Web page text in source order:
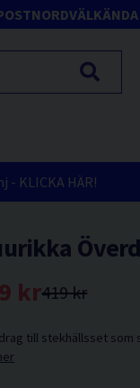
- KLICKA HÄR!
419 kr
kr
till stekhällsset som